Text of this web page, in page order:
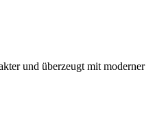
und überzeugt mit moderner